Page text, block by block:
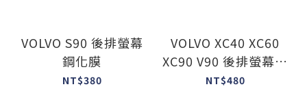
VOLVO S90 後排螢幕
鋼化膜
NT$380
VOLVO XC40 XC60
XC90 V90 後排螢幕鋼
化膜
NT$480